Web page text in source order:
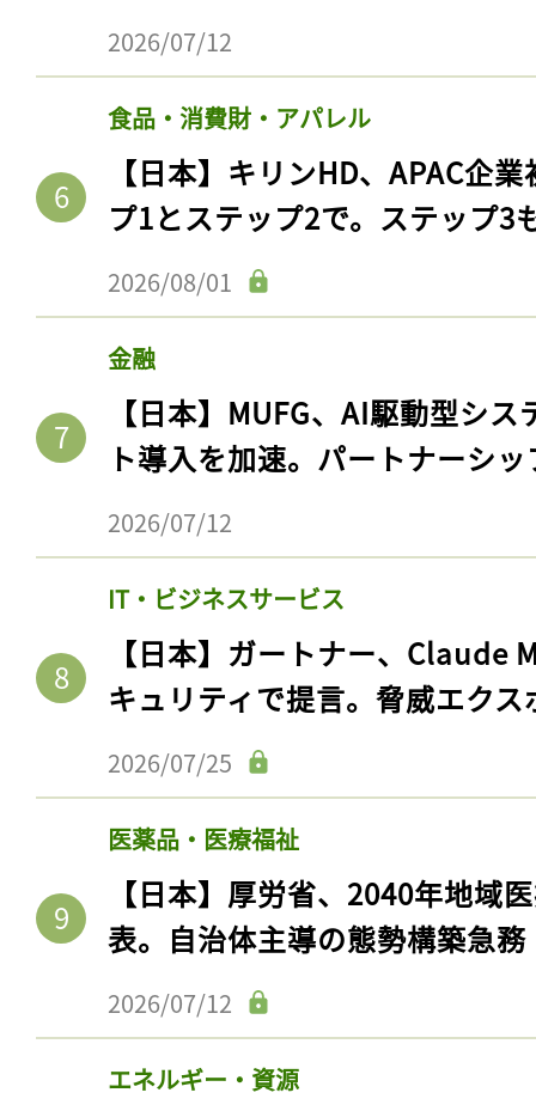
2026/07/12
食品・消費財・アパレル
【日本】キリンHD、APAC企
プ1とステップ2で。ステップ3
2026/08/01
金融
【日本】MUFG、AI駆動型シ
ト導入を加速。パートナーシ
2026/07/12
IT・ビジネスサービス
【日本】ガートナー、Claude
キュリティで提言。脅威エク
2026/07/25
医薬品・医療福祉
【日本】厚労省、2040年地域
表。自治体主導の態勢構築急務
2026/07/12
エネルギー・資源